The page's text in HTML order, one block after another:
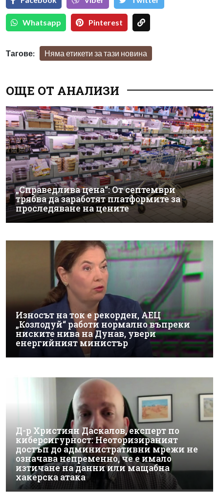
Whatsapp Pinterest
Тагове: Няма етикети за тази новина
ОЩЕ ОТ АНАЛИЗИ
„Справедлива цена“: От септември
трябва да заработят платформите за
проследяване на цените
Износът на ток е рекорден, АЕЦ
„Козлодуй“ работи нормално въпреки
ниските нива на Дунав, увери
енергийният министър
Д-р Християн Даскалов, експерт по
киберсигурност: Неоторизираният
достъп до административни мрежи не
означава непременно, че е имало
изтичане на данни или мащабна
хакерска атака